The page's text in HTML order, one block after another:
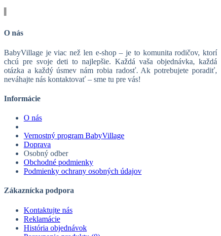
O nás
BabyVillage je viac než len e-shop – je to komunita rodičov, ktorí
chcú pre svoje deti to najlepšie. Každá vaša objednávka, každá
otázka a každý úsmev nám robia radosť. Ak potrebujete poradiť,
neváhajte nás kontaktovať – sme tu pre vás!
Informácie
O nás
Vernostný program BabyVillage
Doprava
Osobný odber
Obchodné podmienky
Podmienky ochrany osobných údajov
Zákaznícka podpora
Kontaktujte nás
Reklamácie
História objednávok